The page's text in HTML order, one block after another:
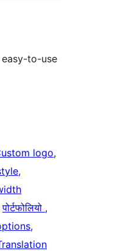
to-use
logo
पोर्टफोलियो